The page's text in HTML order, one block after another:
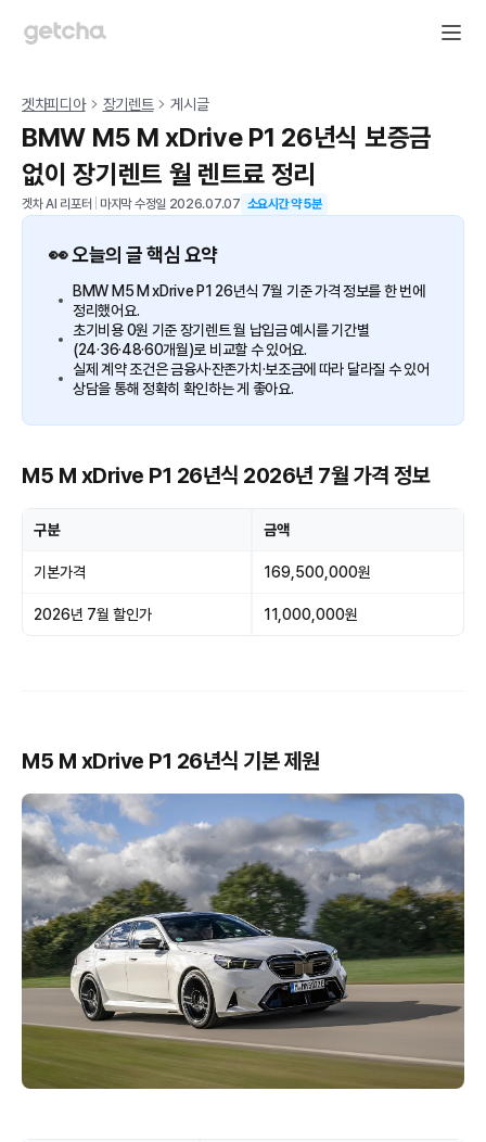
겟차피디아 장기렌트 게시글
BMW M5 M xDrive P1 26년식 보증금
없이 장기렌트 월 렌트료 정리
겟차 AI 리포터 마지막 수정일 2026.07.07 소요시간 약5분
👀 오늘의 글 핵심 요약
BMW M5 M xDrive P1 26년식 7월 기준 가격 정보를 한 번에
정리했어요.
초기비용 0원 기준 장기렌트 월 납입금 예시를 기간별
(24·36·48·60개월)로 비교할 수 있어요.
실제 계약 조건은 금융사·잔존가치·보조금에 따라 달라질 수 있어
상담을 통해 정확히 확인하는 게 좋아요.
M5 M xDrive P1 26년식 2026년 7월 가격 정보
구분 금액
기본가격 169,500,000원
2026년 7월 할인가 11,000,000원
M5 M xDrive P1 26년식 기본 제원